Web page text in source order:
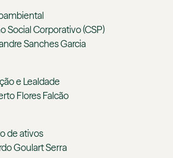
Social Corporativo (CSP)
Sanches Garcia
e Lealdade
Flores Falcão
de ativos
Goulart Serra